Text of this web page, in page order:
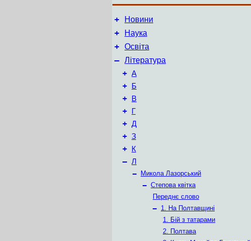
+ Новини
+ Наука
+ Освіта
– Література
+ А
+ Б
+ В
+ Г
+ Д
+ З
+ К
– Л
–
Микола Лазорський
– Степова квітка
Переднє слово
– 1. На Полтавщині
1. Бій з татарами
2. Полтава